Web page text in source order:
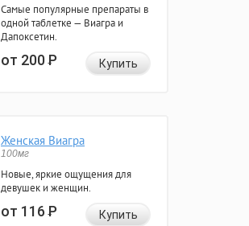
Самые популярные препараты в
одной таблетке — Виагра и
Дапоксетин.
от 200Р Купить
Женская Виагра
100мг
Новые, яркие ощущения для
девушек и женщин.
от 116Р Купить